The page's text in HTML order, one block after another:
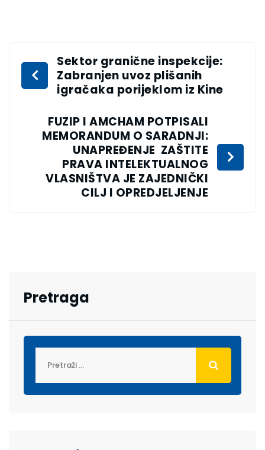
Sektor granične inspekcije:
Zabranjen uvoz plišanih
igračaka porijeklom iz Kine
FUZIP I AMCHAM POTPISALI
MEMORANDUM O SARADNJI:
UNAPREĐENJE ZAŠTITE
PRAVA INTELEKTUALNOG
VLASNIŠTVA JE ZAJEDNIČKI
CILJ I OPREDJELJENJE
Pretraga